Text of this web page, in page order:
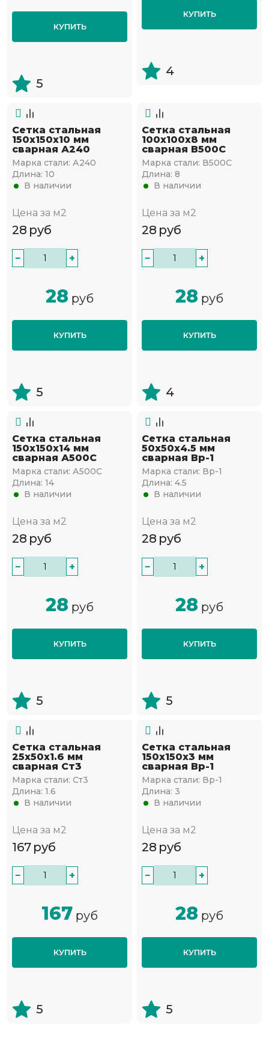
КУПИТЬ
5
КУПИТЬ
4
Сетка стальная
150х150х10 мм
сварная А240
Марка стали: А240
Длина: 10
В наличии
Цена за м2
28 руб
− +
28 руб
КУПИТЬ
5
Сетка стальная
100х100х8 мм
сварная В500С
Марка стали: В500С
Длина: 8
В наличии
Цена за м2
28 руб
− +
28 руб
КУПИТЬ
4
Сетка стальная
150х150х14 мм
сварная А500С
Марка стали: А500С
Длина: 14
В наличии
Цена за м2
28 руб
− +
28 руб
КУПИТЬ
5
Сетка стальная
50х50х4.5 мм
сварная Вр-1
Марка стали: Вр-1
Длина: 4.5
В наличии
Цена за м2
28 руб
− +
28 руб
КУПИТЬ
5
Сетка стальная
25х50х1.6 мм
сварная Ст3
Марка стали: Ст3
Длина: 1.6
В наличии
Цена за м2
167 руб
− +
167 руб
КУПИТЬ
5
Сетка стальная
150х150х3 мм
сварная Вр-1
Марка стали: Вр-1
Длина: 3
В наличии
Цена за м2
28 руб
− +
28 руб
КУПИТЬ
5